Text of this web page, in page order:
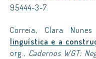
95444-3-7.
Correia, Clara
linguística e a
org., Cadernos WGT: